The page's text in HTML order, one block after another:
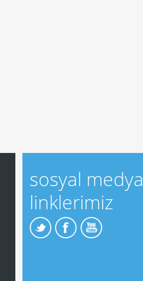
sosyal medya
linklerimiz